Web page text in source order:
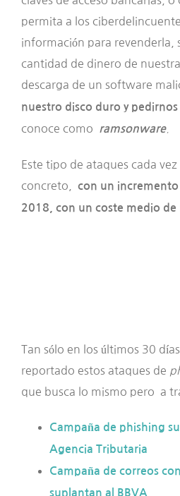
permita a los
información para revenderla,
cantidad de dinero de
descarga de un software
nuestro disco duro y pedirnos
conoce como ramsonware.
Este tipo de ataques cada
concreto, con un
2018, con un coste medio
Tan sólo en los últimos 30
reportado estos ataques de
que busca lo mismo pero a
Campaña de phishing
Agencia Tributaria
Campaña de correos
suplantan al BBVA